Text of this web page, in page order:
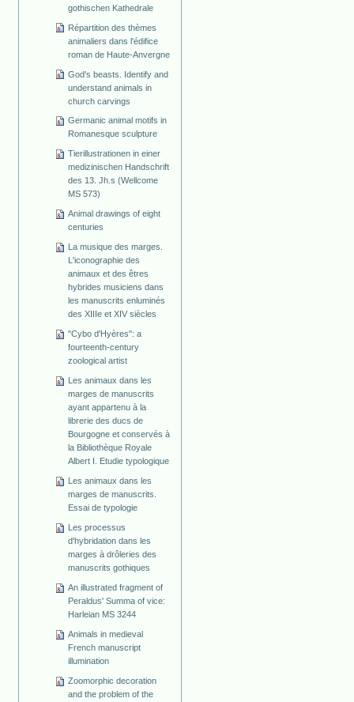
gothischen Kathedrale
Répartition des thèmes
animaliers dans l'édifice
roman de Haute-Anvergne
God's beasts. Identify and
understand animals in
church carvings
Germanic animal motifs in
Romanesque sculpture
Tierillustrationen in einer
medizinischen Handschrift
des 13. Jh.s (Wellcome
MS 573)
Animal drawings of eight
centuries
La musique des marges.
L'iconographie des
animaux et des êtres
hybrides musiciens dans
les manuscrits enluminés
des XIIIe et XIV siècles
"Cybo d'Hyères": a
fourteenth-century
zoological artist
Les animaux dans les
marges de manuscrits
ayant appartenu à la
librerie des ducs de
Bourgogne et conservés à
la Bibliothèque Royale
Albert I. Etudie typologique
Les animaux dans les
marges de manuscrits.
Essai de typologie
Les processus
d'hybridation dans les
marges à drôleries des
manuscrits gothiques
An illustrated fragment of
Peraldus' Summa of vice:
Harleian MS 3244
Animals in medieval
French manuscript
illumination
Zoomorphic decoration
and the problem of the